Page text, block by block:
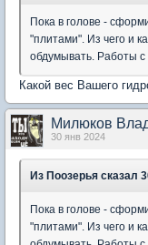
Пока в голове -
"плитами". Из чего и
обдумывать. Работы с
Какой вес Вашего
Милюков
30 янв 2024
Из Поозерья сказал
Пока в голове -
"плитами". Из чего и